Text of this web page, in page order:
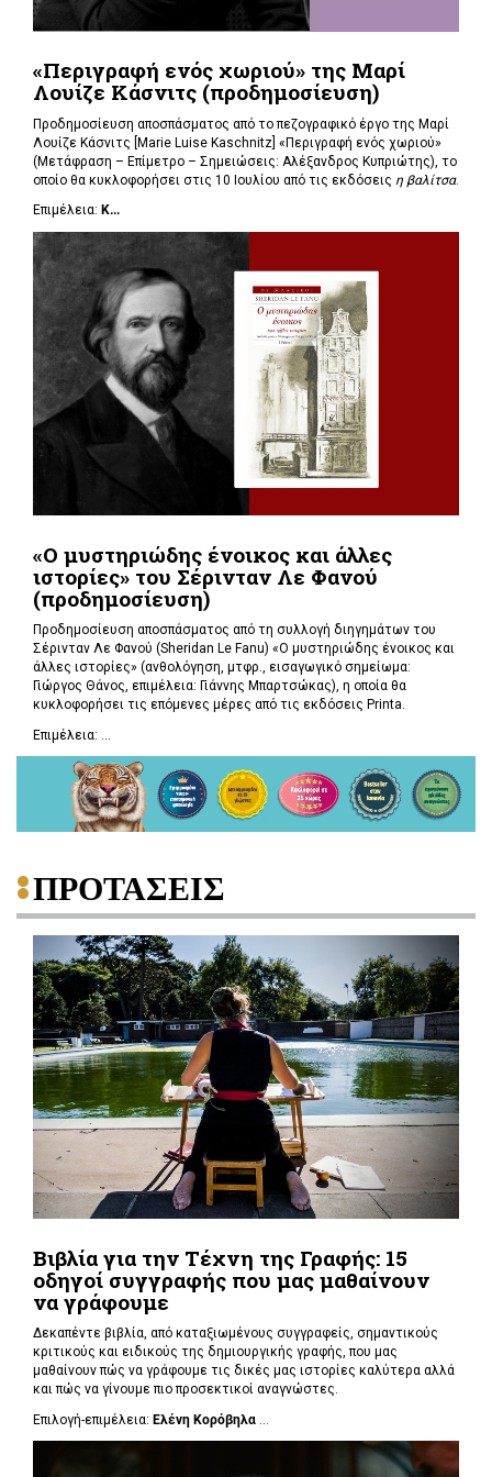
«Περιγραφή ενός χωριού» της Μαρί
Λουίζε Κάσνιτς (προδημοσίευση)
Προδημοσίευση αποσπάσματος από το πεζογραφικό έργο της Μαρί
Λουίζε Κάσνιτς [Marie Luise Kaschnitz] «Περιγραφή ενός χωριού»
(Μετάφραση – Επίμετρο – Σημειώσεις: Αλέξανδρος Κυπριώτης), το
οποίο θα κυκλοφορήσει στις 10 Ιουλίου από τις εκδόσεις η βαλίτσα.
Επιμέλεια: Κ...
«Ο μυστηριώδης ένοικος και άλλες
ιστορίες» του Σέρινταν Λε Φανού
(προδημοσίευση)
Προδημοσίευση αποσπάσματος από τη συλλογή διηγημάτων του
Σέρινταν Λε Φανού (Sheridan Le Fanu) «Ο μυστηριώδης ένοικος και
άλλες ιστορίες» (ανθολόγηση, μτφρ., εισαγωγικό σημείωμα:
Γιώργος Θάνος, επιμέλεια: Γιάννης Μπαρτσώκας), η οποία θα
κυκλοφορήσει τις επόμενες μέρες από τις εκδόσεις Printa.
Επιμέλεια: ...
ΠΡΟΤΑΣΕΙΣ
Βιβλία για την Τέχνη της Γραφής: 15
οδηγοί συγγραφής που μας μαθαίνουν
να γράφουμε
Δεκαπέντε βιβλία, από καταξιωμένους συγγραφείς, σημαντικούς
κριτικούς και ειδικούς της δημιουργικής γραφής, που μας
μαθαίνουν πώς να γράφουμε τις δικές μας ιστορίες καλύτερα αλλά
και πώς να γίνουμε πιο προσεκτικοί αναγνώστες.
Επιλογή-επιμέλεια: Ελένη Κορόβηλα ...